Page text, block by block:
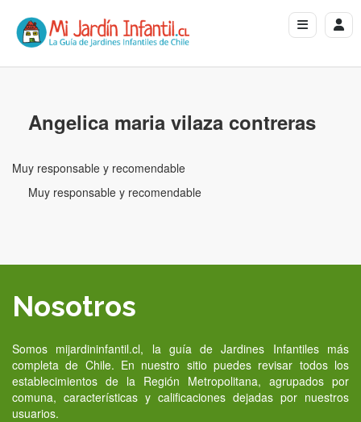
Angelica maria vilaza contreras
Muy responsable y recomendable
Muy responsable y recomendable
Nosotros
Somos mijardininfantil.cl, la guía de Jardines Infantiles más
completa de Chile. En nuestro sitio puedes revisar todos los
establecimientos de la Región Metropolitana, agrupados por
comuna, características y calificaciones dejadas por nuestros
usuarios.